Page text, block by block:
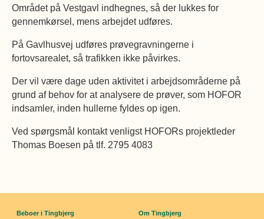
Området på Vestgavl indhegnes, så der lukkes for
gennemkørsel, mens arbejdet udføres.
På Gavlhusvej udføres prøvegravningerne i
fortovsarealet, så trafikken ikke påvirkes.
Der vil være dage uden aktivitet i arbejdsområderne på
grund af behov for at analysere de prøver, som HOFOR
indsamler, inden hullerne fyldes op igen.
Ved spørgsmål kontakt venligst HOFORs projektleder
Thomas Boesen på tlf. 2795 4083
Beboer i Tingbjerg Om Tingbjerg